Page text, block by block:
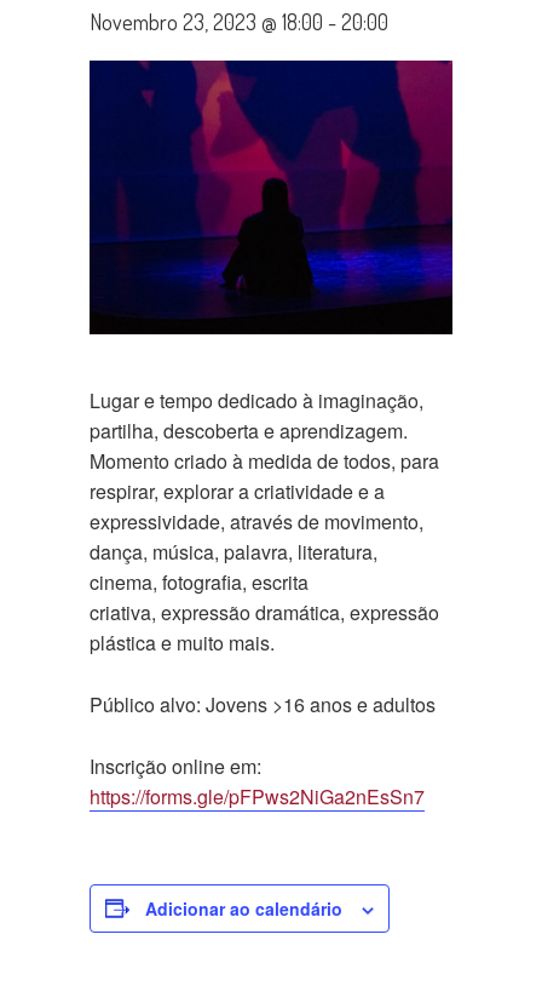
Novembro 23, 2023 @ 18:00 -20:00
Lugar e tempo dedicado à imaginação,
partilha, descoberta e aprendizagem.
Momento criado à medida de todos, para
respirar, explorar a criatividade e a
expressividade, através de movimento,
dança, música, palavra, literatura,
cinema, fotografia, escrita
criativa, expressão dramática, expressão
plástica e muito mais.
Público alvo: Jovens >16 anos e adultos
Inscrição online em:
https://forms.gle/pFPws2NiGa2nEsSn7
Adicionar ao calendário